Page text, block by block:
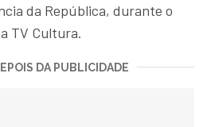
da República, durante o
TV Cultura.
DA PUBLICIDADE